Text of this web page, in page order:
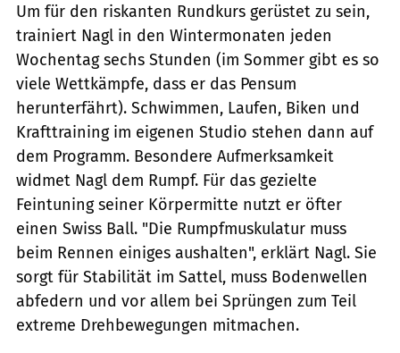
Um für den riskanten Rundkurs gerüstet zu sein,
trainiert Nagl in den Wintermonaten jeden
Wochentag sechs Stunden (im Sommer gibt es so
viele Wettkämpfe, dass er das Pensum
herunterfährt). Schwimmen, Laufen, Biken und
Krafttraining im eigenen Studio stehen dann auf
dem Programm. Besondere Aufmerksamkeit
widmet Nagl dem Rumpf. Für das gezielte
Feintuning seiner Körpermitte nutzt er öfter
einen Swiss Ball. "Die Rumpfmuskulatur muss
beim Rennen einiges aushalten", erklärt Nagl. Sie
sorgt für Stabilität im Sattel, muss Bodenwellen
abfedern und vor allem bei Sprüngen zum Teil
extreme Drehbewegungen mitmachen.